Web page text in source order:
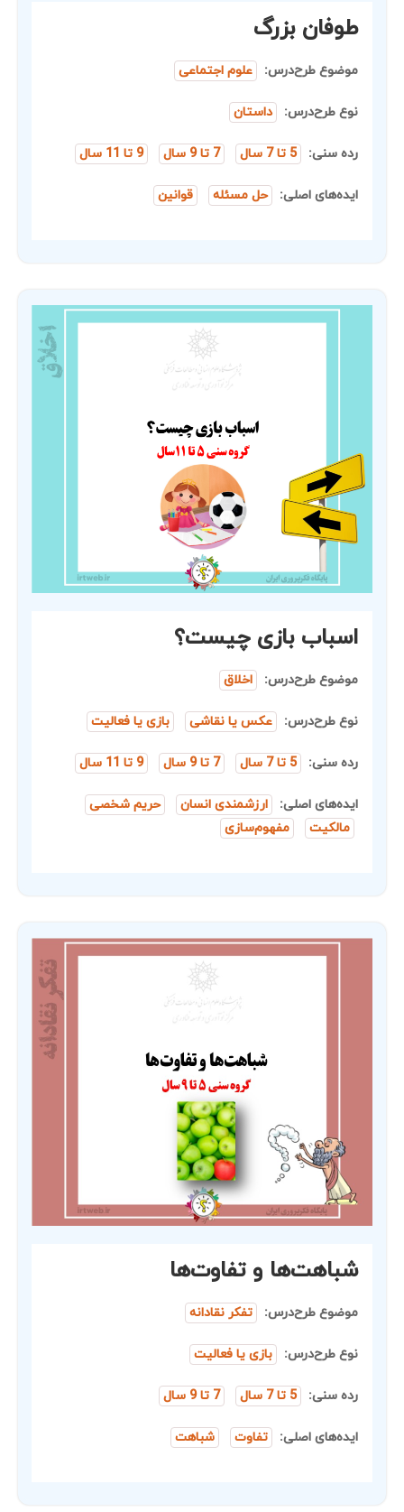
طوفان بزرگ
موضوع طرح‌درس: علوم اجتماعی
نوع طرح‌درس: داستان
رده سنی: 5 تا 7 سال 7 تا 9 سال 9 تا 11 سال
ایده‌های اصلی: حل مسئله قوانین
اسباب بازی چیست؟
موضوع طرح‌درس: اخلاق
نوع طرح‌درس: عکس یا نقاشی بازی یا فعالیت
رده سنی: 5 تا 7 سال 7 تا 9 سال 9 تا 11 سال
ایده‌های اصلی: ارزشمندی انسان
حریم شخصی
مالکیت
مفهوم‌سازی
شباهت‌ها و تفاوت‌ها
موضوع طرح‌درس: تفکر نقادانه
نوع طرح‌درس: بازی یا فعالیت
رده سنی: 5 تا 7 سال 7 تا 9 سال
ایده‌های اصلی: تفاوت شباهت